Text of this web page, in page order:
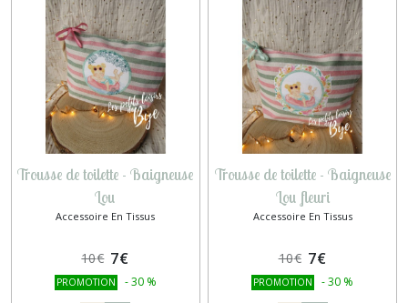
Trousse de toilette - Baigneuse
Lou
Accessoire En Tissus
10€ 7€
PROMOTION -30 %
Trousse de toilette - Baigneuse
Lou fleuri
Accessoire En Tissus
10€ 7€
PROMOTION -30 %